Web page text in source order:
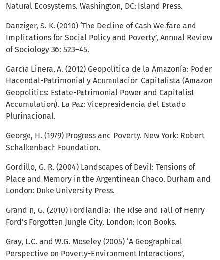
Natural Ecosystems. Washington, DC: Island Press.
Danziger, S. K. (2010) ‘The Decline of Cash Welfare and
Implications for Social Policy and Poverty’, Annual Review
of Sociology 36: 523–45.
García Linera, A. (2012) Geopolítica de la Amazonía: Poder
Hacendal-Patrimonial y Acumulación Capitalista (Amazon
Geopolitics: Estate-Patrimonial Power and Capitalist
Accumulation). La Paz: Vicepresidencia del Estado
Plurinacional.
George, H. (1979) Progress and Poverty. New York: Robert
Schalkenbach Foundation.
Gordillo, G. R. (2004) Landscapes of Devil: Tensions of
Place and Memory in the Argentinean Chaco. Durham and
London: Duke University Press.
Grandin, G. (2010) Fordlandia: The Rise and Fall of Henry
Ford’s Forgotten Jungle City. London: Icon Books.
Gray, L.C. and W.G. Moseley (2005) ‘A Geographical
Perspective on Poverty-Environment Interactions’,